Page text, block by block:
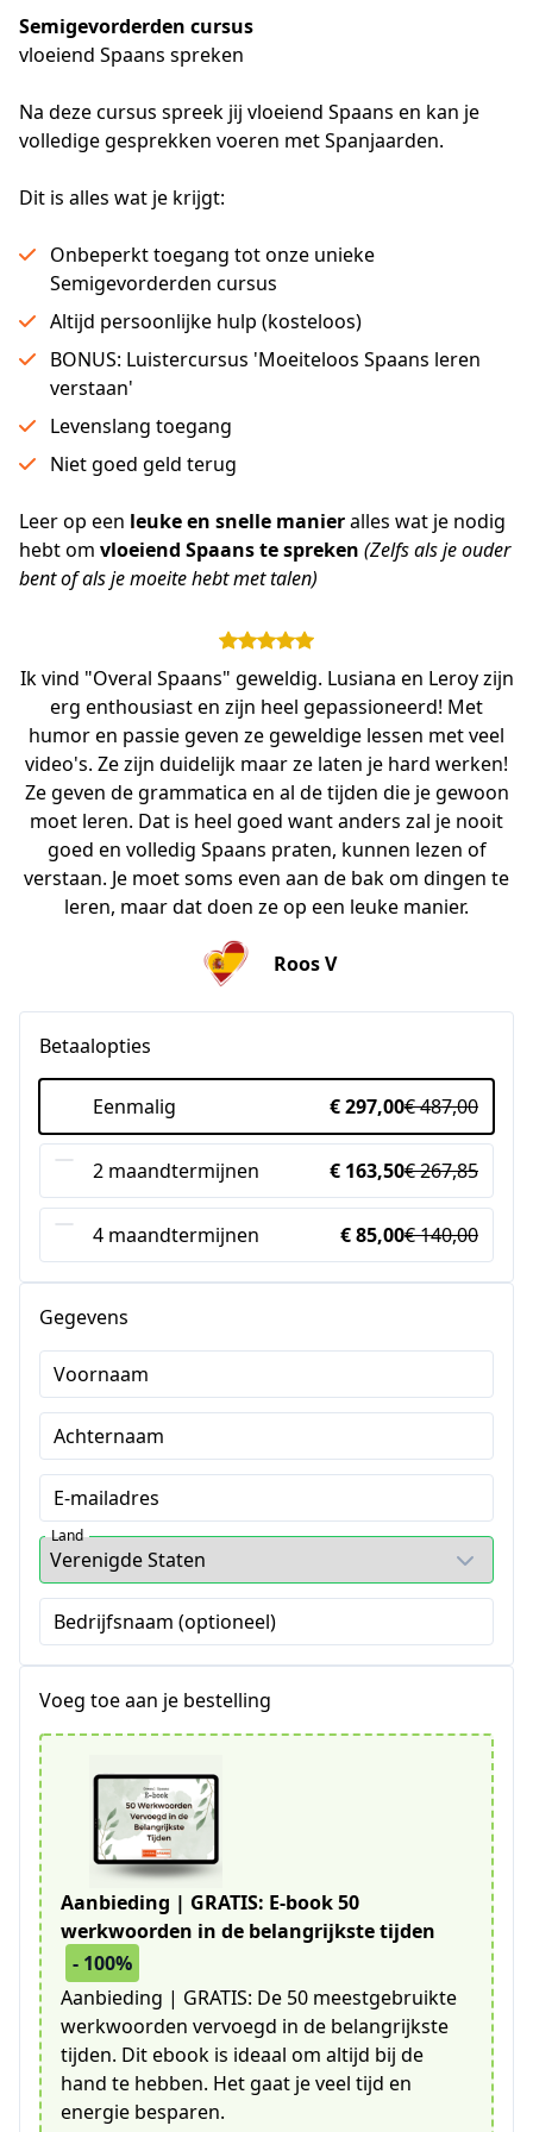
Semigevorderden cursus
vloeiend Spaans spreken
Na deze cursus spreek jij vloeiend Spaans en kan je
volledige gesprekken voeren met Spanjaarden.
Dit is alles wat je krijgt:
Onbeperkt toegang tot onze unieke
Semigevorderden cursus
Altijd persoonlijke hulp (kosteloos)
BONUS: Luistercursus 'Moeiteloos Spaans leren
verstaan'
Levenslang toegang
Niet goed geld terug
Leer op een leuke en snelle manier alles wat je nodig
hebt om vloeiend Spaans te spreken (Zelfs als je ouder
bent of als je moeite hebt met talen)
Ik vind "Overal Spaans" geweldig. Lusiana en Leroy zijn
erg enthousiast en zijn heel gepassioneerd! Met
humor en passie geven ze geweldige lessen met veel
video's. Ze zijn duidelijk maar ze laten je hard werken!
Ze geven de grammatica en al de tijden die je gewoon
moet leren. Dat is heel goed want anders zal je nooit
goed en volledig Spaans praten, kunnen lezen of
verstaan. Je moet soms even aan de bak om dingen te
leren, maar dat doen ze op een leuke manier.
Roos V
Betaalopties
Eenmalig € 297,00€ 487,00
2 maandtermijnen € 163,50€ 267,85
4 maandtermijnen € 85,00€ 140,00
Gegevens
Voornaam
Achternaam
E-mailadres
Land
Bedrijfsnaam (optioneel)
Voeg toe aan je bestelling
Aanbieding | GRATIS: E-book 50
werkwoorden in de belangrijkste tijden
- 100%
Aanbieding | GRATIS: De 50 meestgebruikte
werkwoorden vervoegd in de belangrijkste
tijden. Dit ebook is ideaal om altijd bij de
hand te hebben. Het gaat je veel tijd en
energie besparen.